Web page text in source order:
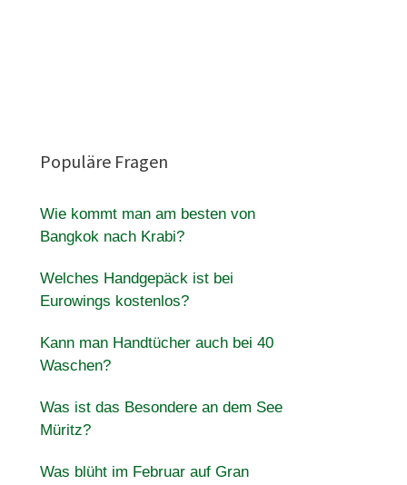
Populäre Fragen
Wie kommt man am besten von
Bangkok nach Krabi?
Welches Handgepäck ist bei
Eurowings kostenlos?
Kann man Handtücher auch bei 40
Waschen?
Was ist das Besondere an dem See
Müritz?
Was blüht im Februar auf Gran